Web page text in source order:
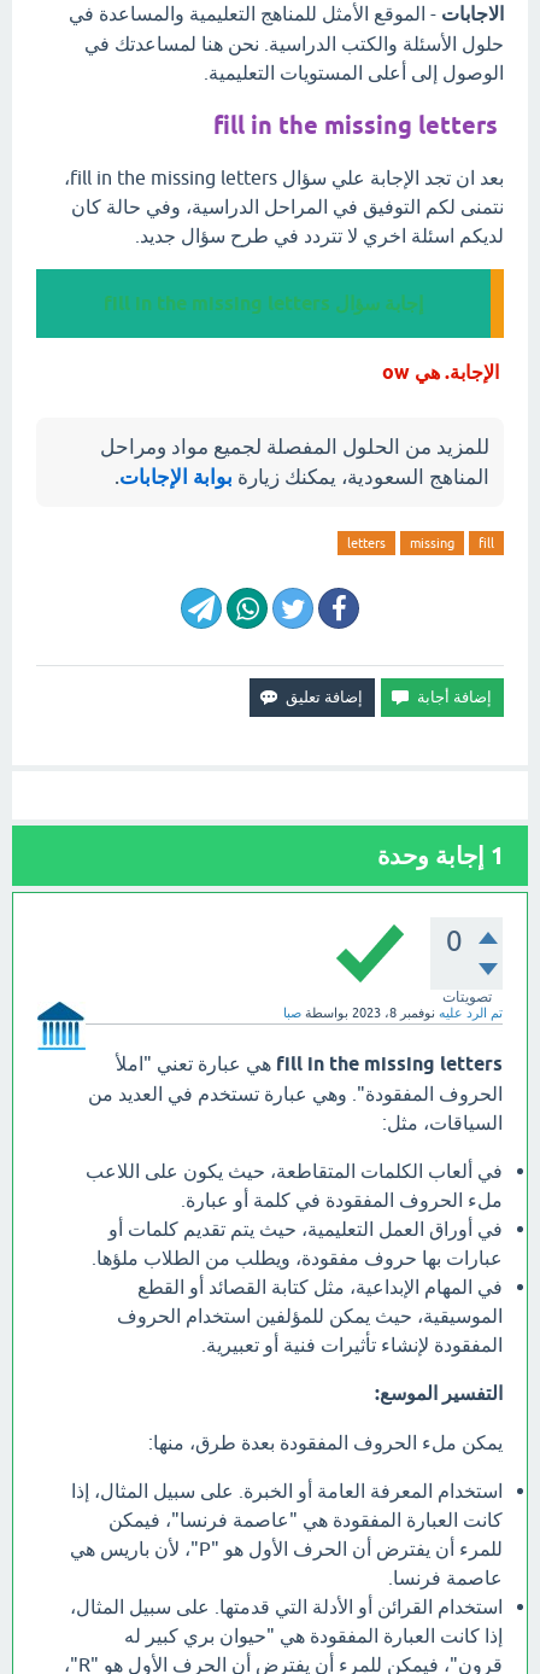
الاجابات - الموقع الأمثل للمناهج التعليمية والمساعدة في
حلول الأسئلة والكتب الدراسية. نحن هنا لمساعدتك في
الوصول إلى أعلى المستويات التعليمية.
fill in the missing letters
بعد ان تجد الإجابة علي سؤال fill in the missing letters،
نتمنى لكم التوفيق في المراحل الدراسية، وفي حالة كان
لديكم اسئلة اخري لا تتردد في طرح سؤال جديد.
إجابة سؤال fill in the missing letters
الإجابة. هي ow
للمزيد من الحلول المفصلة لجميع مواد ومراحل
المناهج السعودية، يمكنك زيارة بوابة الإجابات.
fill
missing
letters
1 إجابة وحدة
0
تصويتات
تم الرد عليه نوفمبر 8، 2023 بواسطة صبا
fill in the missing letters هي عبارة تعني "املأ
الحروف المفقودة". وهي عبارة تستخدم في العديد من
السياقات، مثل:
في ألعاب الكلمات المتقاطعة، حيث يكون على اللاعب
ملء الحروف المفقودة في كلمة أو عبارة.
في أوراق العمل التعليمية، حيث يتم تقديم كلمات أو
عبارات بها حروف مفقودة، ويطلب من الطلاب ملؤها.
في المهام الإبداعية، مثل كتابة القصائد أو القطع
الموسيقية، حيث يمكن للمؤلفين استخدام الحروف
المفقودة لإنشاء تأثيرات فنية أو تعبيرية.
التفسير الموسع:
يمكن ملء الحروف المفقودة بعدة طرق، منها:
استخدام المعرفة العامة أو الخبرة. على سبيل المثال، إذا
كانت العبارة المفقودة هي "عاصمة فرنسا"، فيمكن
للمرء أن يفترض أن الحرف الأول هو "P"، لأن باريس هي
عاصمة فرنسا.
استخدام القرائن أو الأدلة التي قدمتها. على سبيل المثال،
إذا كانت العبارة المفقودة هي "حيوان بري كبير له
قرون"، فيمكن للمرء أن يفترض أن الحرف الأول هو "R"،